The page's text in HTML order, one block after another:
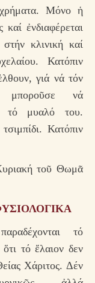
Μόνο ἡ
ἐνδιαφέρεται
κλινική καί
Κατόπιν
γιά νά τόν
μποροῦσε νά
τό μυαλό του.
Κατόπιν
τοῦ Θωμᾶ
τό
τό ἔλαιον δεν
Χάριτος. Δέν